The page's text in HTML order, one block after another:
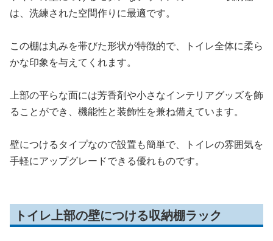
は、洗練された空間作りに最適です。
この棚は丸みを帯びた形状が特徴的で、トイレ全体に柔ら
かな印象を与えてくれます。
上部の平らな面には芳香剤や小さなインテリアグッズを飾
ることができ、機能性と装飾性を兼ね備えています。
壁につけるタイプなので設置も簡単で、トイレの雰囲気を
手軽にアップグレードできる優れものです。
トイレ上部の壁につける収納棚ラック